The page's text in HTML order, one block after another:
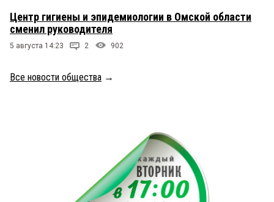
Центр гигиены и эпидемиологии в Омской области
сменил руководителя
5 августа 14:23 2 902
Все новости общества →